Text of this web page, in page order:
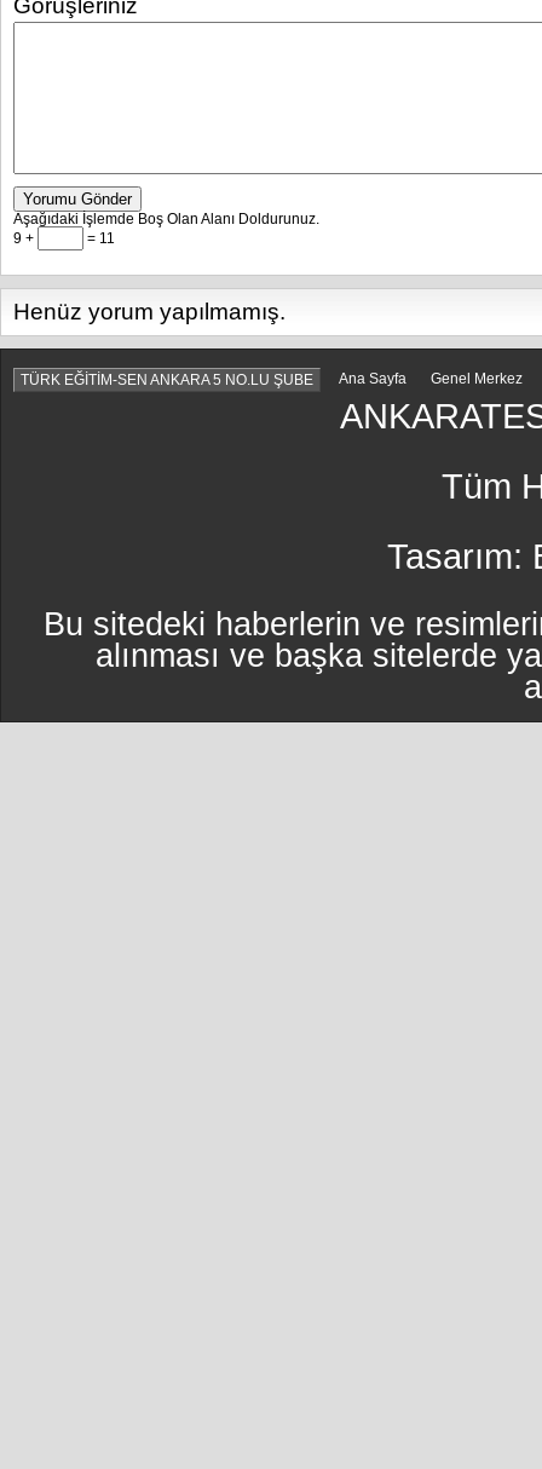
Görüşleriniz
Yorumu Gönder
Aşağıdaki İşlemde Boş Olan Alanı Doldurunuz.
9 +
= 11
Henüz yorum yapılmamış.
TÜRK EĞİTİM-SEN ANKARA 5 NO.LU ŞUBE Ana Sayfa Genel Merkez
Tüm
Tasarım:
Bu sitedeki haberlerin ve
alınması ve başka sitelerde